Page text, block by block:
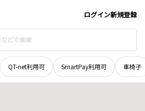
ログイン新規登録
QT-net利用可 SmartPay利用可 車椅子